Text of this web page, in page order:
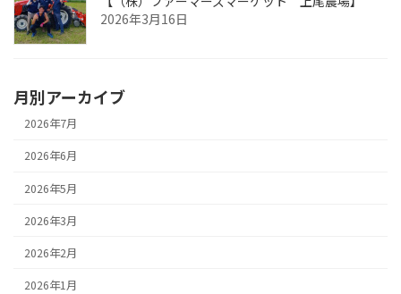
2026年3月16日
月別アーカイブ
2026年7月
2026年6月
2026年5月
2026年3月
2026年2月
2026年1月